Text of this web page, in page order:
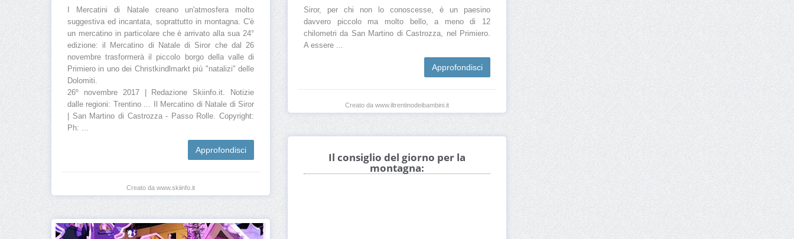
I Mercatini di Natale creano un'atmosfera molto
suggestiva ed incantata, soprattutto in montagna. C'è
un mercatino in particolare che è arrivato alla sua 24°
edizione: il Mercatino di Natale di Siror che dal 26
novembre trasformerà il piccolo borgo della valle di
Primiero in uno dei Christkindlmarkt più "natalizi" delle
Dolomiti.
26º novembre 2017 | Redazione Skiinfo.it. Notizie
dalle regioni: Trentino ... Il Mercatino di Natale di Siror
| San Martino di Castrozza - Passo Rolle. Copyright:
Ph: ...
Approfondisci
Creato da www.skiinfo.it
Siror, per chi non lo conoscesse, è un paesino
davvero piccolo ma molto bello, a meno di 12
chilometri da San Martino di Castrozza, nel Primiero.
A essere ...
Approfondisci
Creato da www.iltrentinodeibambini.it
Il consiglio del giorno per la
montagna: